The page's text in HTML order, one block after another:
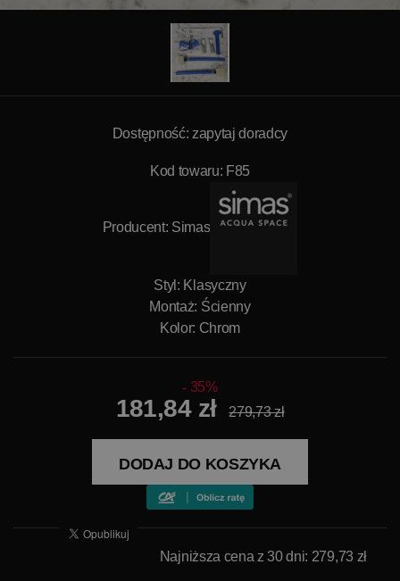
Dostępność: zapytaj doradcy
Kod towaru: F85
Producent: Simas
Styl: Klasyczny
Montaż: Ścienny
Kolor: Chrom
35%
181,84 zł 279,73 zł
DODAJ DO KOSZYKA
Najniższa cena z 30 dni: 279,73 zł